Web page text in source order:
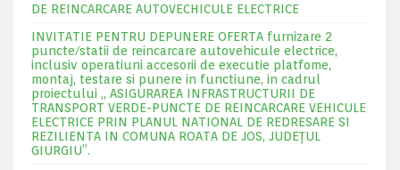
DE REINCARCARE AUTOVECHICULE ELECTRICE
INVITATIE PENTRU DEPUNERE OFERTA furnizare 2
puncte/statii de reincarcare autovehicule electrice,
inclusiv operatiuni accesorii de executie platfome,
montaj, testare si punere in functiune, in cadrul
proiectului „ ASIGURAREA INFRASTRUCTURII DE
TRANSPORT VERDE-PUNCTE DE REINCARCARE VEHICULE
ELECTRICE PRIN PLANUL NATIONAL DE REDRESARE SI
REZILIENTA IN COMUNA ROATA DE JOS, JUDEŢUL
GIURGIU”.